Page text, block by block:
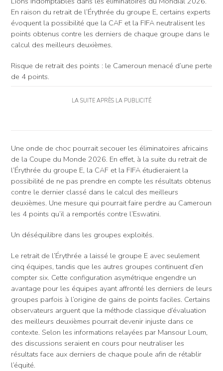
En raison du retrait de l’Érythrée du groupe E, certains experts
évoquent la possibilité que la CAF et la FIFA neutralisent les
points obtenus contre les derniers de chaque groupe dans le
calcul des meilleurs deuxièmes.
Risque de retrait des points : le Cameroun menacé d’une perte
de 4 points.
LA SUITE APRÈS LA PUBLICITÉ
Une onde de choc pourrait secouer les éliminatoires africains
de la Coupe du Monde 2026. En effet, à la suite du retrait de
l’Érythrée du groupe E, la CAF et la FIFA étudieraient la
possibilité de ne pas prendre en compte les résultats obtenus
contre le dernier classé dans le calcul des meilleurs
deuxièmes. Une mesure qui pourrait faire perdre au Cameroun
les 4 points qu’il a remportés contre l’Eswatini.
Un déséquilibre dans les groupes exploités.
Le retrait de l’Érythrée a laissé le groupe E avec seulement
cinq équipes, tandis que les autres groupes continuent d’en
compter six. Cette configuration asymétrique engendre un
avantage pour les équipes ayant affronté les derniers de leurs
groupes parfois à l’origine de gains de points faciles. Certains
observateurs arguent que la méthode classique d’évaluation
des meilleurs deuxièmes pourrait devenir injuste dans ce
contexte. Selon les informations relayées par Mansour Loum,
des discussions seraient en cours pour neutraliser les
résultats face aux derniers de chaque poule afin de rétablir
l’équité.